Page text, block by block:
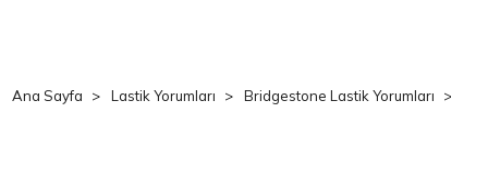
Ana Sayfa Lastik Yorumları Bridgestone Lastik Yorumları